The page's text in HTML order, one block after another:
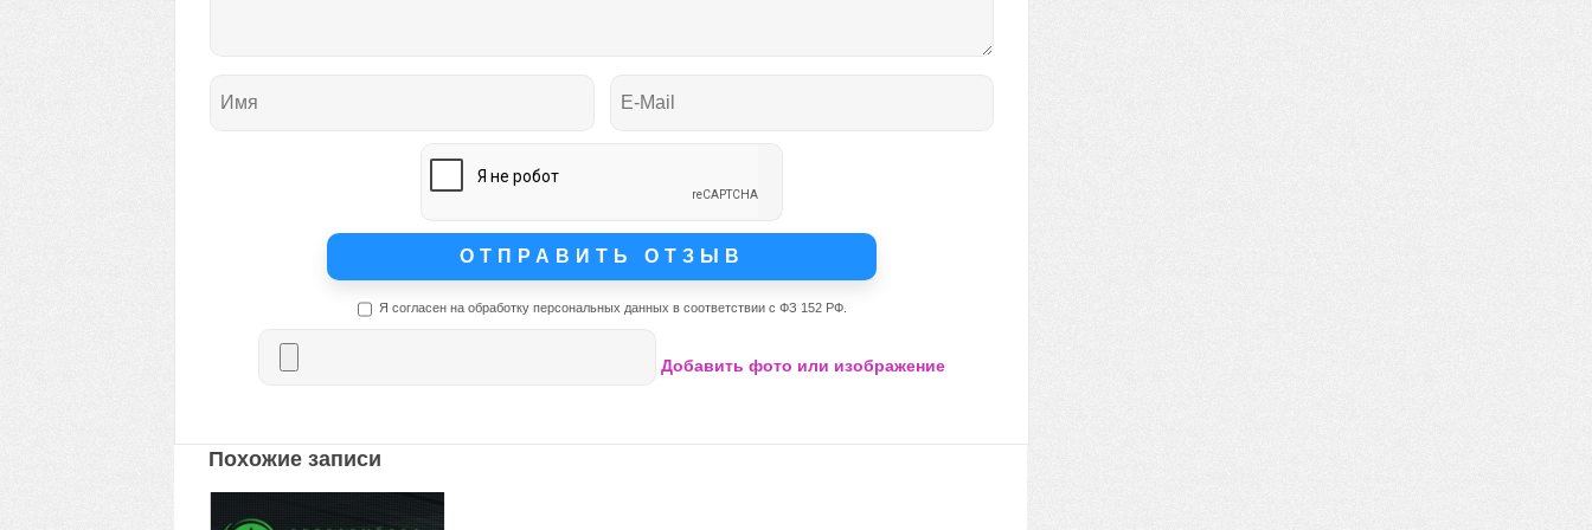
Я согласен на обработку персональных данных в соответствии с ФЗ 152 РФ.
Добавить фото или изображение
Похожие записи